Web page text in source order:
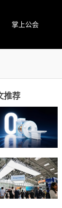
掌上公会
推荐